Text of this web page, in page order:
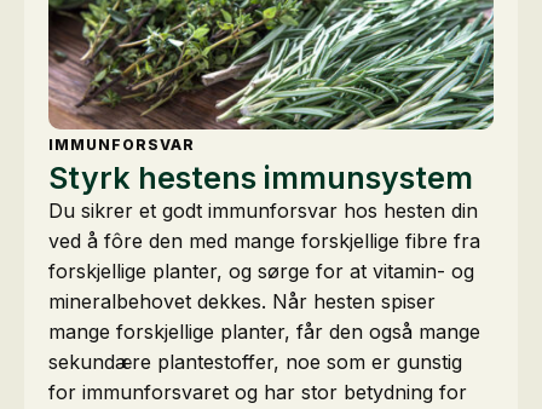
IMMUNFORSVAR
Styrk hestens immunsystem
Du sikrer et godt immunforsvar hos hesten din
ved å fôre den med mange forskjellige fibre fra
forskjellige planter, og sørge for at vitamin- og
mineralbehovet dekkes. Når hesten spiser
mange forskjellige planter, får den også mange
sekundære plantestoffer, noe som er gunstig
for immunforsvaret og har stor betydning for